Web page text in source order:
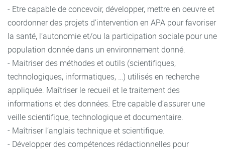
- Etre capable de concevoir, développer, mettre en oeuvre et
coordonner des projets d’intervention en APA pour favoriser
la santé, l’autonomie et/ou la participation sociale pour une
population donnée dans un environnement donné.
- Maitriser des méthodes et outils (scientifiques,
technologiques, informatiques, …) utilisés en recherche
appliquée. Maîtriser le recueil et le traitement des
informations et des données. Etre capable d’assurer une
veille scientifique, technologique et documentaire.
- Maîtriser l’anglais technique et scientifique.
- Développer des compétences rédactionnelles pour